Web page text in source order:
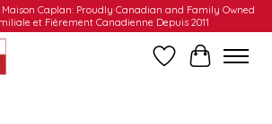
Caplan: Proudly Canadian and Family Owned
et Fièrement Canadienne Depuis 2011
Liste dePanier